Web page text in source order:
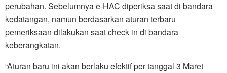
perubahan. Sebelumnya e-HAC diperiksa saat di bandara
kedatangan, namun berdasarkan aturan terbaru
pemeriksaan dilakukan saat check in di bandara
keberangkatan.
“Aturan baru ini akan berlaku efektif per tanggal 3 Maret